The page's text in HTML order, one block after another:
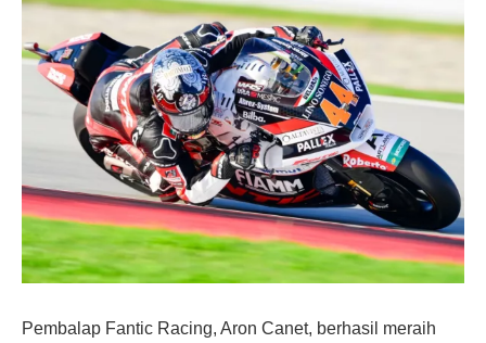
Pembalap Fantic Racing, Aron Canet, berhasil meraih